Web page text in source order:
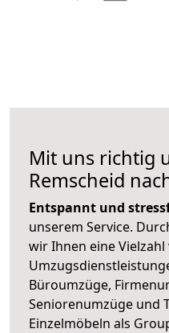
Mit uns richtig
Remscheid
Entspannt und
unserem Service.
wir Ihnen eine Vielzahl
Büroumzüge,
Seniorenumzüge und
Einzelmöbeln als